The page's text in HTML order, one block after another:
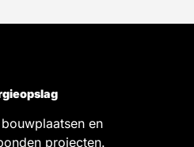
en
projecten.